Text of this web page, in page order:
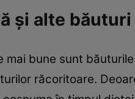
şi alte
mai bune sunt
răcoritoare.